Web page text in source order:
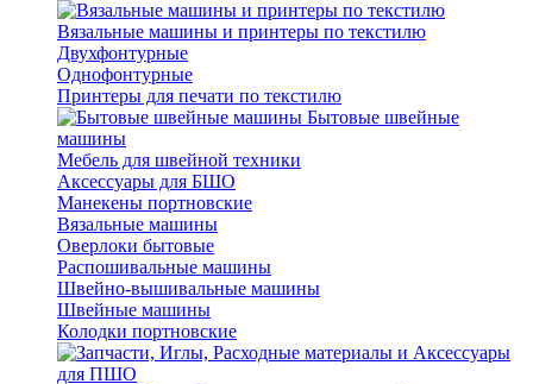
Вязальные машины и принтеры по текстилю
Двухфонтурные
Однофонтурные
Принтеры для печати по текстилю
Бытовые швейные
машины
Мебель для швейной техники
Аксессуары для БШО
Манекены портновские
Вязальные машины
Оверлоки бытовые
Распошивальные машины
Швейно-вышивальные машины
Швейные машины
Колодки портновские